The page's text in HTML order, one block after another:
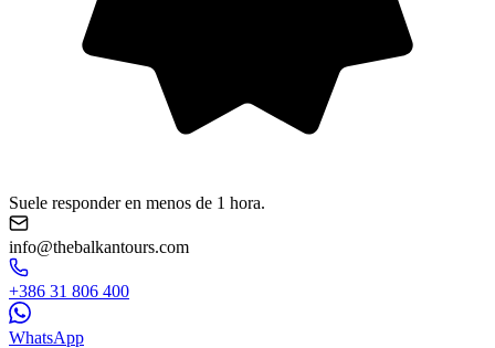
Suele responder en menos de 1 hora.
info@thebalkantours.com
+386 31 806 400
WhatsApp